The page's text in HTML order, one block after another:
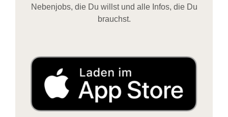
Nebenjobs, die Du willst und alle Infos, die Du
brauchst.